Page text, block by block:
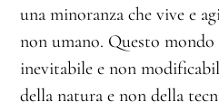
una minoranza che vive e
non umano. Questo
inevitabile e non
della natura e non della